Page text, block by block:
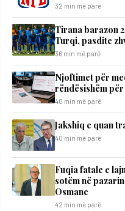
32 min më parë
Tirana barazon
Turqi, pasdite
36 min më parë
Njoftimet për
rëndësishëm
40 min më parë
Jakshiq e quan
40 min më parë
Fuqia fatale e
sotëm në
Osmane
42 min më parë